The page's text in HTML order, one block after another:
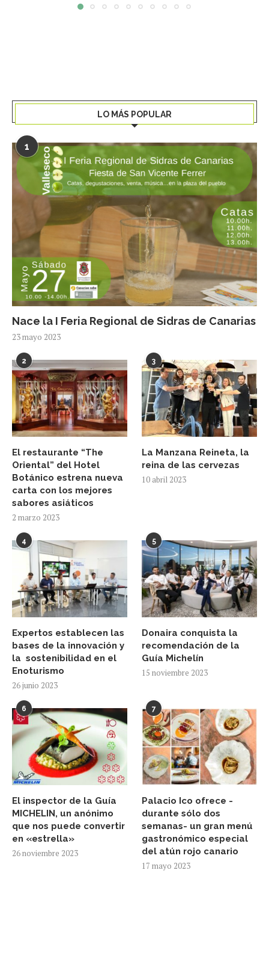
LO MÁS POPULAR
1
Nace la I Feria Regional de Sidras de Canarias
23 mayo 2023
2
El restaurante “The
Oriental” del Hotel
Botánico estrena nueva
carta con los mejores
sabores asiáticos
2 marzo 2023
3
La Manzana Reineta, la
reina de las cervezas
10 abril 2023
4
Expertos establecen las
bases de la innovación y
la sostenibilidad en el
Enoturismo
26 junio 2023
5
Donaira conquista la
recomendación de la
Guía Michelín
15 noviembre 2023
6
El inspector de la Guía
MICHELIN, un anónimo
que nos puede convertir
en «estrella»
26 noviembre 2023
7
Palacio Ico ofrece -
durante sólo dos
semanas- un gran menú
gastronómico especial
del atún rojo canario
17 mayo 2023